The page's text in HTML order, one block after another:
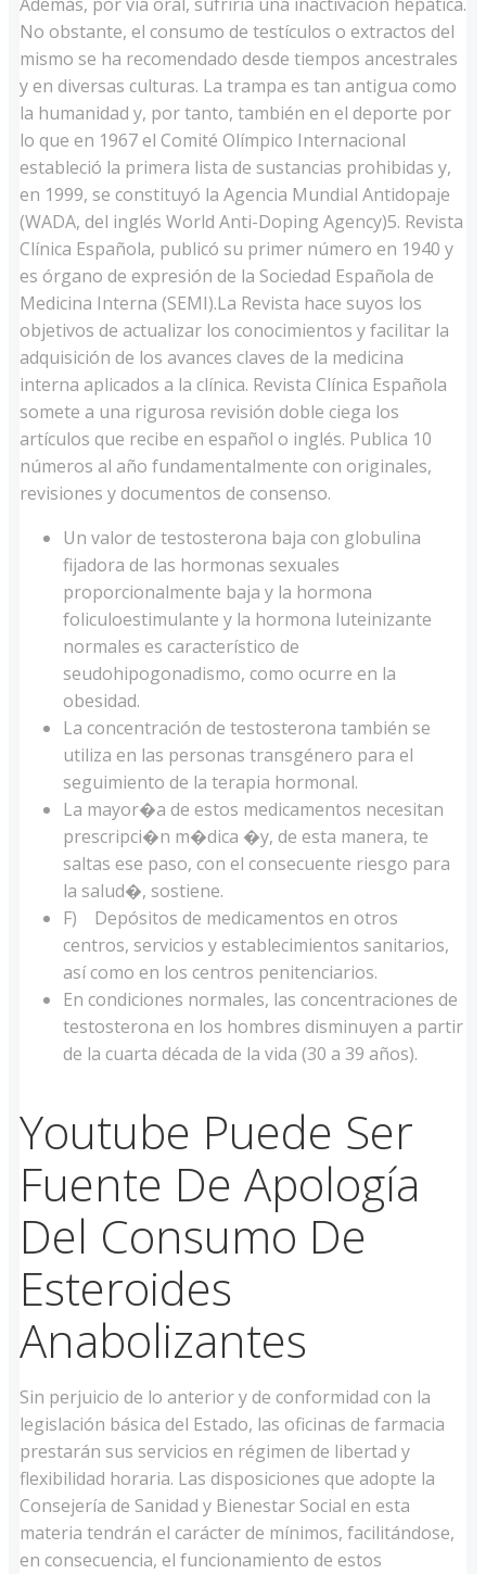
No obstante, el consumo de testículos o extractos del
mismo se ha recomendado desde tiempos ancestrales
y en diversas culturas. La trampa es tan antigua como
la humanidad y, por tanto, también en el deporte por
lo que en 1967 el Comité Olímpico Internacional
estableció la primera lista de sustancias prohibidas y,
en 1999, se constituyó la Agencia Mundial Antidopaje
(WADA, del inglés World Anti-Doping Agency)5. Revista
Clínica Española, publicó su primer número en 1940 y
es órgano de expresión de la Sociedad Española de
Medicina Interna (SEMI).La Revista hace suyos los
objetivos de actualizar los conocimientos y facilitar la
adquisición de los avances claves de la medicina
interna aplicados a la clínica. Revista Clínica Española
somete a una rigurosa revisión doble ciega los
artículos que recibe en español o inglés. Publica 10
números al año fundamentalmente con originales,
revisiones y documentos de consenso.
Un valor de testosterona baja con globulina
fijadora de las hormonas sexuales
proporcionalmente baja y la hormona
foliculoestimulante y la hormona luteinizante
normales es característico de
seudohipogonadismo, como ocurre en la
obesidad.
La concentración de testosterona también se
utiliza en las personas transgénero para el
seguimiento de la terapia hormonal.
La mayor�a de estos medicamentos necesitan
prescripci�n m�dica �y, de esta manera, te
saltas ese paso, con el consecuente riesgo para
la salud�, sostiene.
F) Depósitos de medicamentos en otros
centros, servicios y establecimientos sanitarios,
así como en los centros penitenciarios.
En condiciones normales, las concentraciones de
testosterona en los hombres disminuyen a partir
de la cuarta década de la vida (30 a 39 años).
Youtube Puede Ser
Fuente De Apología
Del Consumo De
Esteroides
Anabolizantes
Sin perjuicio de lo anterior y de conformidad con la
legislación básica del Estado, las oficinas de farmacia
prestarán sus servicios en régimen de libertad y
flexibilidad horaria. Las disposiciones que adopte la
Consejería de Sanidad y Bienestar Social en esta
materia tendrán el carácter de mínimos, facilitándose,
en consecuencia, el funcionamiento de estos